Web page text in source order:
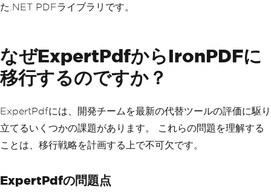
た.NET PDFライブラリです。
なぜExpertPdfからIronPDFに
移行するのですか？
ExpertPdfには、開発チームを最新の代替ツールの評価に駆り
立てるいくつかの課題があります。 これらの問題を理解する
ことは、移行戦略を計画する上で不可欠です。
ExpertPdfの問題点